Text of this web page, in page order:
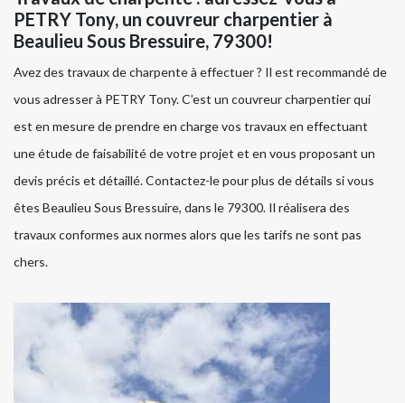
PETRY Tony, un couvreur charpentier à
Beaulieu Sous Bressuire, 79300!
Avez des travaux de charpente à effectuer ? Il est recommandé de
vous adresser à PETRY Tony. C’est un couvreur charpentier qui
est en mesure de prendre en charge vos travaux en effectuant
une étude de faisabilité de votre projet et en vous proposant un
devis précis et détaillé. Contactez-le pour plus de détails si vous
êtes Beaulieu Sous Bressuire, dans le 79300. Il réalisera des
travaux conformes aux normes alors que les tarifs ne sont pas
chers.